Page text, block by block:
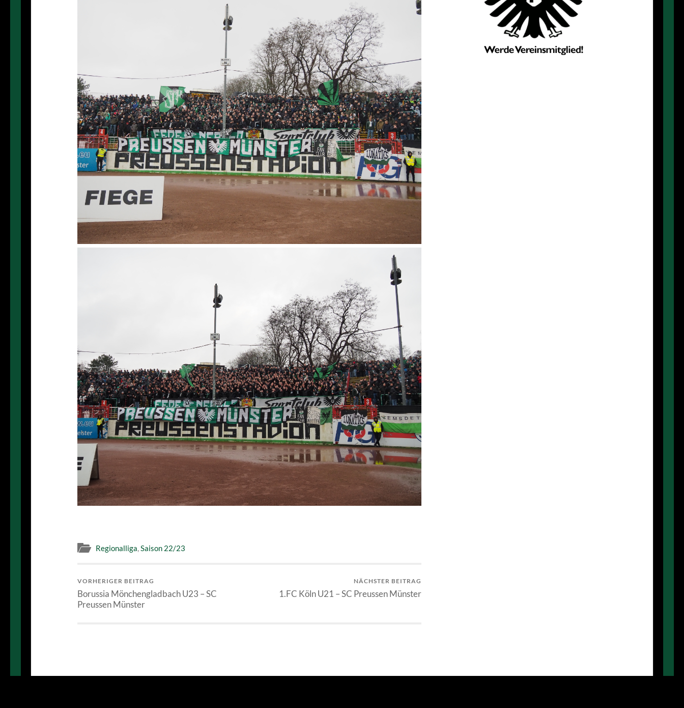
Regionalliga,Saison 22/23
VORHERIGER BEITRAG
Borussia Mönchengladbach U23 – SC
Preussen Münster
NÄCHSTER BEITRAG
1.FC Köln U21 – SC Preussen Münster